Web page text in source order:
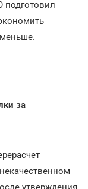
подготовил
за